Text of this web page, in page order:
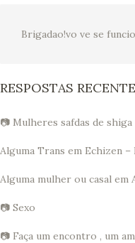
Brigadao!vo ve se
RESPOSTAS
📷 Mulheres safdas de
Alguma Trans em Echizen –
Alguma mulher ou casal em
📷 Sexo
📷 Faça um encontro , um